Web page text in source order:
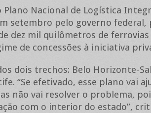
Plano Nacional de Logística
setembro pelo governo federal,
dez mil quilômetros de
de concessões à iniciativa
dois trechos: Belo Horizonte-
“Se efetivado, esse plano vai
não vai resolver o problema,
com o interior do estado”,